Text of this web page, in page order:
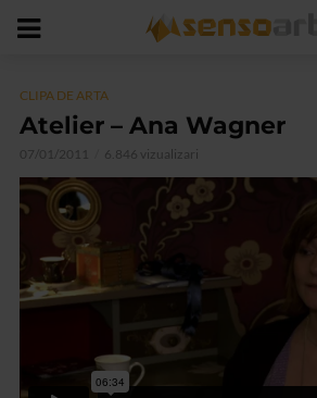
CLIPA DE ARTA
Atelier – Ana Wagner
07/01/2011 6.846 vizualizari